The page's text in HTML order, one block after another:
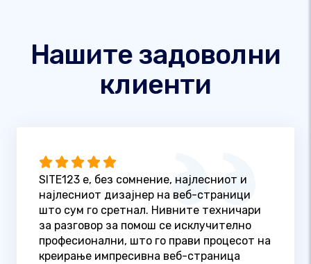
Нашите задоволни
клиенти
SITE123 е, без сомнение, најлесниот и
најлесниот дизајнер на веб-страници
што сум го сретнал. Нивните техничари
за разговор за помош се исклучително
професионални, што го прави процесот на
креирање импресивна веб-страница